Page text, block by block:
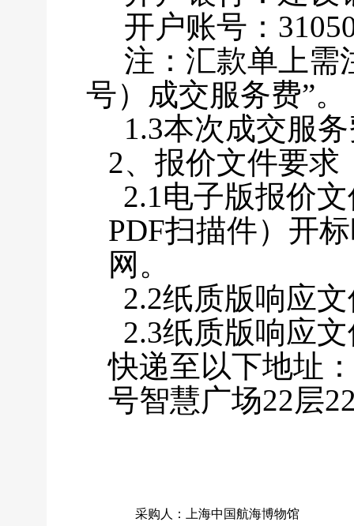
开户账号：
注：汇款单上
号）成交服务费”。
1.3本次成交服
2、报价文件要求
2.1电子版报价
PDF扫描件）开
网。
2.2纸质版响应
2.3纸质版响应
快递至以下地址
号智慧广场22层
采购人：上海中国航海博物馆